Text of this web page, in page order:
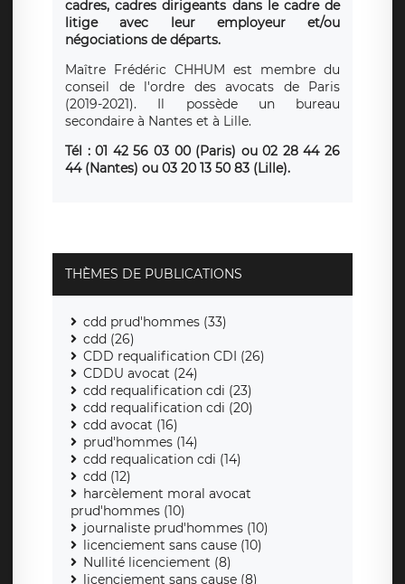
cadres, cadres dirigeants dans le cadre de
litige avec leur employeur et/ou
négociations de départs.
Maître Frédéric CHHUM est membre du
conseil de l'ordre des avocats de Paris
(2019-2021). Il possède un bureau
secondaire à Nantes et à Lille.
Tél : 01 42 56 03 00 (Paris) ou 02 28 44 26
44 (Nantes) ou 03 20 13 50 83 (Lille).
THÈMES DE PUBLICATIONS
cdd prud'hommes (33)
cdd (26)
CDD requalification CDI (26)
CDDU avocat (24)
cdd requalification cdi (23)
cdd requalification cdi (20)
cdd avocat (16)
prud'hommes (14)
cdd requalication cdi (14)
cdd (12)
harcèlement moral avocat
prud'hommes (10)
journaliste prud'hommes (10)
licenciement sans cause (10)
Nullité licenciement (8)
licenciement sans cause (8)